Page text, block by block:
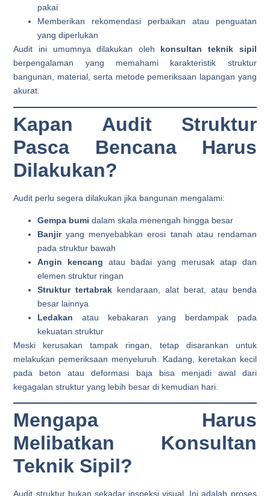
pakai
Memberikan rekomendasi perbaikan atau penguatan
yang diperlukan
Audit ini umumnya dilakukan oleh konsultan teknik sipil
berpengalaman yang memahami karakteristik struktur
bangunan, material, serta metode pemeriksaan lapangan yang
akurat.
Kapan Audit Struktur
Pasca Bencana Harus
Dilakukan?
Audit perlu segera dilakukan jika bangunan mengalami:
Gempa bumi dalam skala menengah hingga besar
Banjiryang menyebabkan erosi tanah atau rendaman
pada struktur bawah
Angin kencang atau badai yang merusak atap dan
elemen struktur ringan
Struktur tertabrak kendaraan, alat berat, atau benda
besar lainnya
Ledakan atau kebakaran yang berdampak pada
kekuatan struktur
Meski kerusakan tampak ringan, tetap disarankan untuk
melakukan pemeriksaan menyeluruh. Kadang, keretakan kecil
pada beton atau deformasi baja bisa menjadi awal dari
kegagalan struktur yang lebih besar di kemudian hari.
Mengapa Harus
Melibatkan Konsultan
Teknik Sipil?
Audit struktur bukan sekadar inspeksi visual. Ini adalah proses